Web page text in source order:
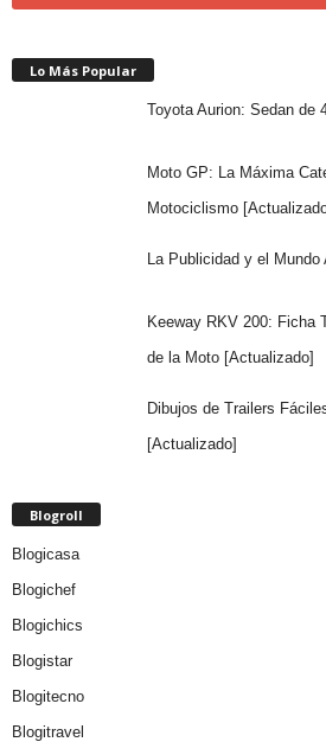
Lo Más Popular
Toyota Aurion: Sedan de
Moto GP: La Máxima
Motociclismo
La Publicidad y el
Keeway RKV 200: Ficha
de la Moto [Actualizado]
Dibujos de Trailers
[Actualizado]
Blogroll
Blogicasa
Blogichef
Blogichics
Blogistar
Blogitecno
Blogitravel